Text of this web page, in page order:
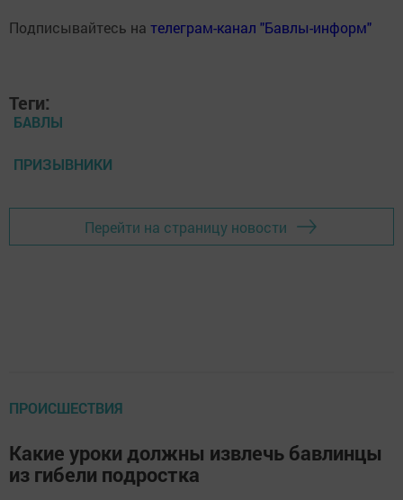
Подписывайтесь на телеграм-канал "Бавлы-информ"
Теги:
БАВЛЫ
ПРИЗЫВНИКИ
Перейти на страницу новости
ПРОИСШЕСТВИЯ
Какие уроки должны извлечь бавлинцы
из гибели подростка